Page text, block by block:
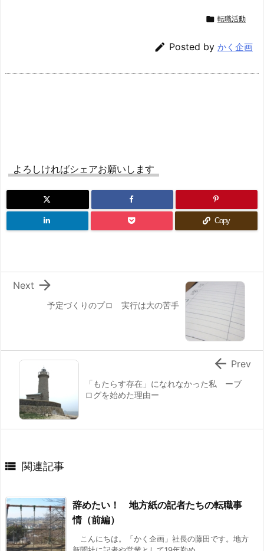
 転職活動
 Posted by かく企画
よろしければシェアお願いします
Copy
予定づくりのプロ 実行は大の苦手

Next
「もたらす存在」になれなかった私 ーブ
ログを始めた理由ー
 Prev
 関連記事
辞めたい！ 地方紙の記者たちの転職事
情（前編）
こんにちは。「かく企画」社長の藤田です。地方